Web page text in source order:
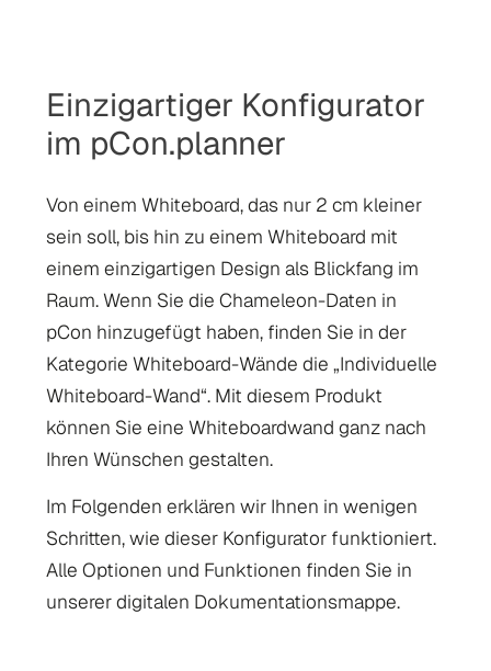
Einzigartiger Konfigurator
im pCon.planner
Von einem Whiteboard, das nur 2 cm kleiner
sein soll, bis hin zu einem Whiteboard mit
einem einzigartigen Design als Blickfang im
Raum. Wenn Sie die Chameleon-Daten in
pCon hinzugefügt haben, finden Sie in der
Kategorie Whiteboard-Wände die „Individuelle
Whiteboard-Wand“. Mit diesem Produkt
können Sie eine Whiteboardwand ganz nach
Ihren Wünschen gestalten.
Im Folgenden erklären wir Ihnen in wenigen
Schritten, wie dieser Konfigurator funktioniert.
Alle Optionen und Funktionen finden Sie in
unserer digitalen Dokumentationsmappe.